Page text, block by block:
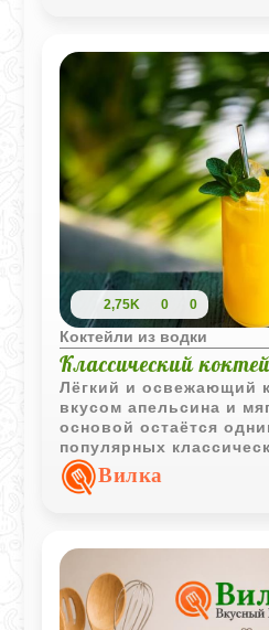
2,75K 0 0
Коктейли из водки
Классический
Лёгкий и освежающий
вкусом апельсина и
основой остаётся
популярных
Простое сочетание
его универсальным
Вилка